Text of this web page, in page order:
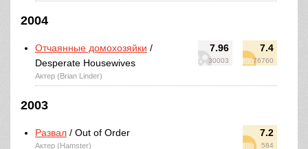
2004
7.96
30003
7.4
76760
Отчаянные домохозяйки /
Desperate Housewives
Актер (Brian Linder)
2003
7.2
584
Развал / Out of Order
Актер (Hamster)